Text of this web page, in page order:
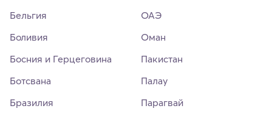
Бельгия
Боливия
Босния и Герцеговина
Ботсвана
Бразилия
ОАЭ
Оман
Пакистан
Палау
Парагвай